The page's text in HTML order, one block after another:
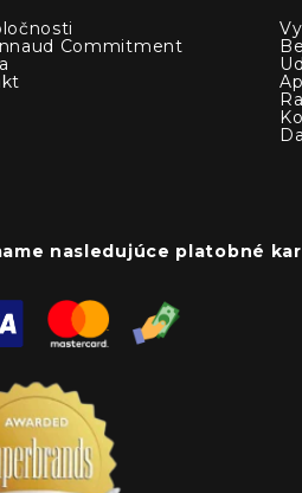
Commitment
nasledujúce platobné